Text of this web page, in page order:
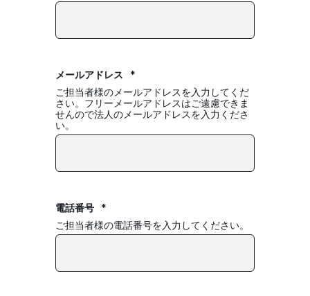
メールアドレス
*
ご担当者様のメールアドレスを入力してくだ
さい。フリーメールアドレスはご遠慮できま
せんので法人のメールアドレスを入力くださ
い。
電話番号
*
ご担当者様の電話番号を入力してください。